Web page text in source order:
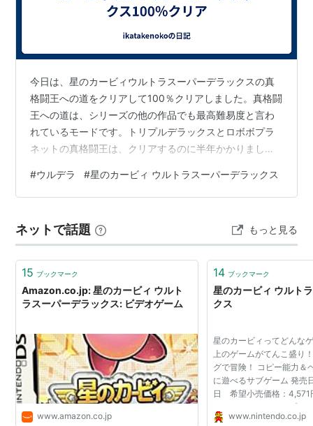
プププランドの全ての食べ物を奪ったデデデ大王か
ら食べ物を取り返すためにカービィが立ち向かう。
初代『星のカービィ』のダイジェスト版であり、ス
テージクリアごとに次のステージに自動的に進む形
式となっている。全5ステージ。今作では最初はこ
のモードのみ選べる。
白き翼ダイナブレイド
プププランドの作物を荒らすダイナブレイドを止め
全5ステージで構成されたステージセレクト形式と
なっている。
激突！グルメレース
食べ物が豊富な果樹園「グルメット」を舞台に繰り
広げられる、カービィとデデデ大王の大食いレー
コース中の食べ物を取りながらデデデ大王とレース
を行い、食べ物の数とレースの成績によって勝敗を
決める。全3コース。また、1人で挑戦できる「タイ
ムアタック」も収録されている。
洞窟大作戦
今日は、星のカービィウルトラスーパーデラックスの真
格闘王への道をクリアして100％クリアしました。真格闘
王への道は、シリーズの他の作品でも最高難易度と言わ
れているモードです。トリプルデラックスとロボボプラ
ネットの真格闘王は、クリアするのに半年かかりまし
かなと思ったのですがそれでも2日かかっています。
#ウルデラ #星のカービィ ウルトラスーパーデラックス
ネットで話題 もっと見る
15 ブックマーク
Amazon.co.jp: 星のカービィ ウルト
ラスーパーデラックス: ビデオゲーム
www.amazon.co.jp
14 ブックマーク
星のカービィ ウルト
クス
星のカービィってどんな
上のゲームがてんこ盛り
グで冒険！ コピー能力＆
に遊べるサブゲーム 発売
日 希望小売価格：
ンル：アクション プレ
ヤレス通信時２～４人）
www.nintendo.co.jp